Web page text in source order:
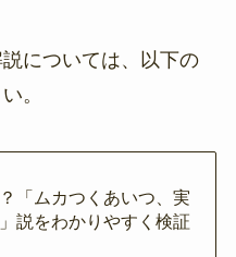
については、以下の
。
「ムカつくあいつ、実
説をわかりやすく検証